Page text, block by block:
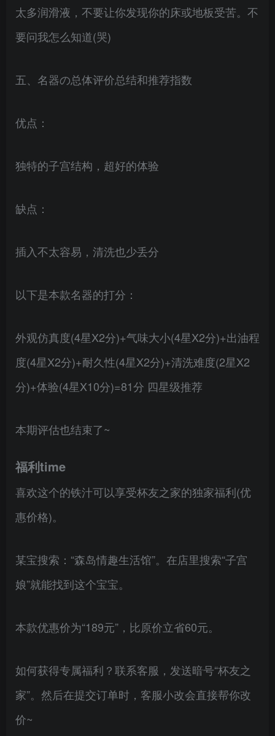
太多润滑液，不要让你发现你的床或地板受苦。不
要问我怎么知道(哭)
五、名器の总体评价总结和推荐指数
优点：
独特的子宫结构，超好的体验
缺点：
插入不太容易，清洗也少丢分
以下是本款名器的打分：
外观仿真度(4星X2分)+气味大小(4星X2分)+出油程
度(4星X2分)+耐久性(4星X2分)+清洗难度(2星X2
分)+体验(4星X10分)=81分 四星级推荐
本期评估也结束了~
福利time
喜欢这个的铁汁可以享受杯友之家的独家福利(优
惠价格)。
某宝搜索：“森岛情趣生活馆”。在店里搜索“子宫
娘”就能找到这个宝宝。
本款优惠价为“189元”，比原价立省60元。
如何获得专属福利？联系客服，发送暗号“杯友之
家”。然后在提交订单时，客服小改会直接帮你改
价~